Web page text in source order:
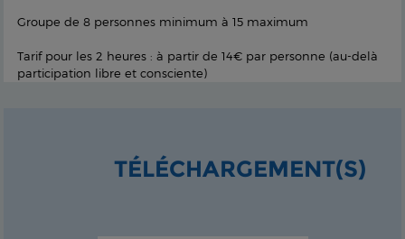
Groupe de 8 personnes minimum à 15 maximum
Tarif pour les 2 heures : à partir de 14€ par personne (au-delà
participation libre et consciente)
TÉLÉCHARGEMENT(S)